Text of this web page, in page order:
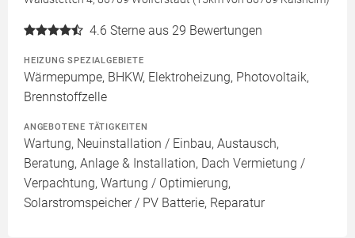
4.6 Sterne aus 29 Bewertungen
HEIZUNG SPEZIALGEBIETE
Wärmepumpe, BHKW, Elektroheizung, Photovoltaik,
Brennstoffzelle
ANGEBOTENE TÄTIGKEITEN
Wartung, Neuinstallation / Einbau, Austausch,
Beratung, Anlage & Installation, Dach Vermietung /
Verpachtung, Wartung / Optimierung,
Solarstromspeicher / PV Batterie, Reparatur